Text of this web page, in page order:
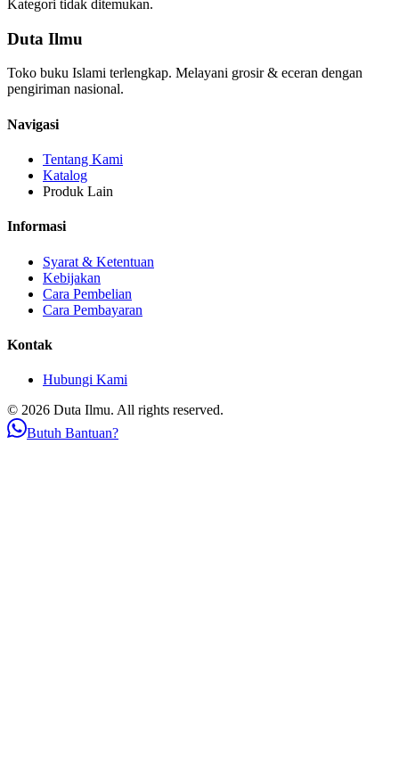
Kategori tidak ditemukan.
Duta Ilmu
Toko buku Islami terlengkap. Melayani grosir & eceran dengan
pengiriman nasional.
Navigasi
Tentang Kami
Katalog
Produk Lain
Informasi
Syarat & Ketentuan
Kebijakan
Cara Pembelian
Cara Pembayaran
Kontak
Hubungi Kami
© 2026 Duta Ilmu. All rights reserved.
Butuh Bantuan?